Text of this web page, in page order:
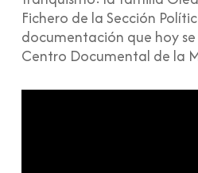
Fichero de la Sección
documentación que hoy
Centro Documental de la